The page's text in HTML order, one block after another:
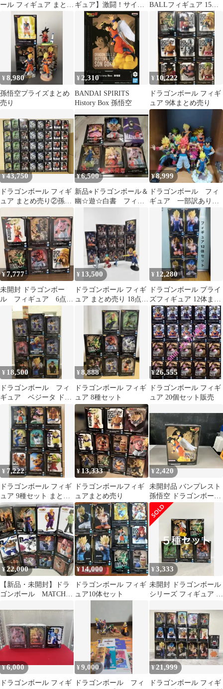
ール フィギュア まとめ
売り 14点セット
ギュア】激闘！サイヤ
人対フリーザ・ナメッ
ク星編【一番くじ】
BALLフィギュア 15体
セット悟空 ベジットゴ
ジータ
¥8,980
孫悟空プライズまとめ
売り
¥ 2,310
BANDAI SPIRITS
History Box 孫悟空
¥ 10,222
ドラゴンボール フィギ
ュア 9体まとめ売り
¥43,750
ドラゴンボール フィギ
ュア まとめ売り②孫悟
空 ベジータ 40個セ
ット
¥6,500
新品⭐︎ドラゴンボール＆
幽☆遊☆白書 フィギ
¥8,999
ドラゴンボール フィ
ギュア 一部訳ありセ
ット ブロリー 孫悟
空 魔人ベジータ
¥7,777
未開封 ドラゴンボー
ル フィギュア 6点
まとめ売り プライズ
¥ 13,500
ドラゴンボール フィギ
ュア まとめ売り 18点セ
¥ 12,280
ドラゴンボール プライ
ズフィギュア 12体まと
め売り
¥ 18,500
ドラゴンボール フィ
ギュア ベジータ ドッ
カンバトル 孫悟空
30thワーコレ 他
¥8,888
ドラゴンボール フィギ
ュア 8種セット
¥26,555
ドラゴンボール フィギ
ュア 20個セット販売
¥ 7,222
ドラゴンボール フィギ
ュア 9種セット まとめ
売り
¥13,333
ドラゴンボールフィギ
ュアまとめ売り
¥2,420
未開封品 バンプレスト
孫悟空 ドラゴンボール
Z History Box 孫悟空 ド
ラゴンボールZ
¥22,000
【新品・未開封】ドラ
ゴンボール MATCH
G×materia
¥14,000
ドラゴンボール フィギ
ュア10体セット
¥3,333
未開封 ドラゴンボール
シリーズ フィギュア 孫
LF7782 f111
¥6,000
ドラゴンボール フィギ
¥9,000
ドラゴンボール フィ
¥21,999
ドラゴンボール フィギ